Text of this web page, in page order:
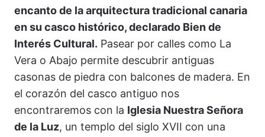
encanto de la arquitectura tradicional canaria
en su casco histórico, declarado Bien de
Interés Cultural. Pasear por calles como La
Vera o Abajo permite descubrir antiguas
casonas de piedra con balcones de madera. En
el corazón del casco antiguo nos
encontraremos con la Iglesia Nuestra Señora
de la Luz, un templo del siglo XVII con una